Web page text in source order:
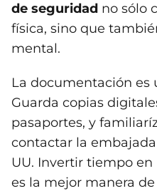
de seguridad no sólo
física, sino que
mental.
La documentación es
Guarda copias
pasaportes, y
contactar la
UU. Invertir tiempo
es la mejor manera